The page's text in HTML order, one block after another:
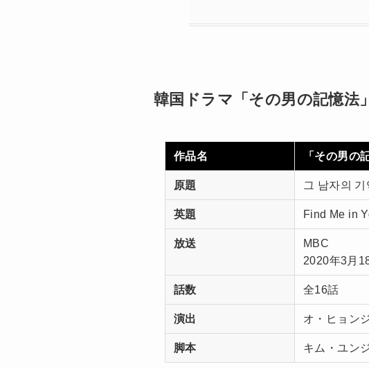
韓国ドラマ「その男の記憶法
作品名 「その男の
原題 그 남자의 기
英題 Find Me in
放送
MBC
2020年3月
話数 全16話
演出 オ・ヒョン
脚本 キム・ユン